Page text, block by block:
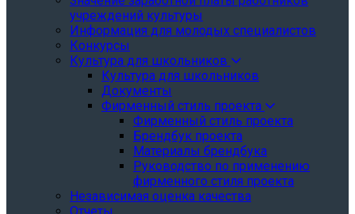
учреждений культуры
Информация для молодых специалистов
Конкурсы
Культура для школьников
Культура для школьников
Документы
Фирменный стиль проекта
Фирменный стиль проекта
Брендбук проекта
Материалы брендбука
Руководство по применению
фирменного стиля проекта
Независимая оценка качества